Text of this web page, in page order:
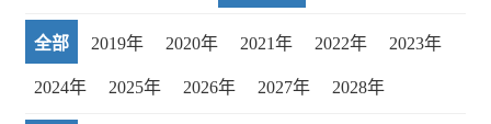
全部 2019年 2020年 2021年 2022年 2023年
2024年 2025年 2026年 2027年 2028年